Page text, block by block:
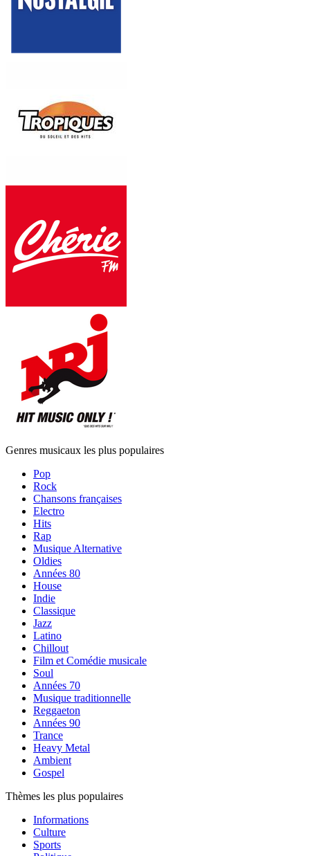
Genres musicaux les plus populaires
Pop
Rock
Chansons françaises
Electro
Hits
Rap
Musique Alternative
Oldies
Années 80
House
Indie
Classique
Jazz
Latino
Chillout
Film et Comédie musicale
Soul
Années 70
Musique traditionnelle
Reggaeton
Années 90
Trance
Heavy Metal
Ambient
Gospel
Thèmes les plus populaires
Informations
Culture
Sports